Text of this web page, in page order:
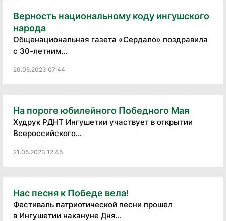
Верность национальному коду ингушского
народа
Общенациональная газета «Сердало» поздравила
с 30-летним...
26.05.2023 07:44
На пороге юбилейного Победного Мая
Худрук РДНТ Ингушетии участвует в открытии
Всероссийского...
21.05.2023 12:45
Нас песня к Победе вела!
Фестиваль патриотической песни прошел
в Ингушетии накануне Дня...